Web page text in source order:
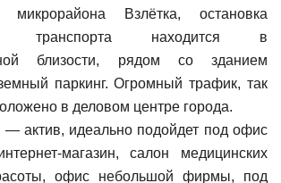
Взлётка, остановка
транспорта находится в
близости, рядом со зданием
паркинг. Огромный трафик, так
в деловом центре города.
— актив, идеально подойдет под офис
магазин, салон медицинских
офис небольшой фирмы, под